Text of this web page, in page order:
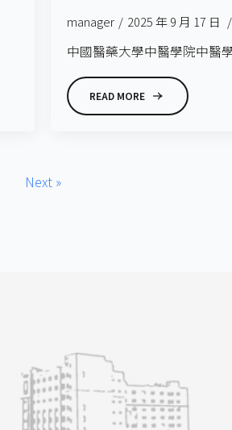
manager 2025 年 9 月 17 日
中國醫藥大學中醫學院中醫
READ MORE
Next »